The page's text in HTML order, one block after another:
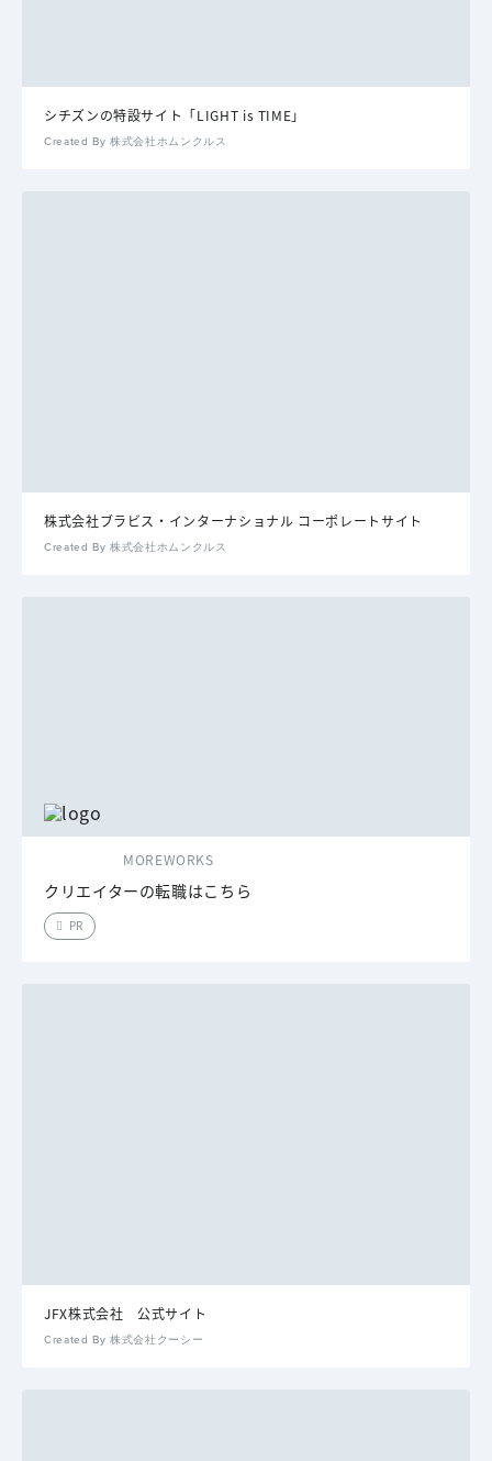
シチズンの特設サイト「LIGHT is TIME」
Created By 株式会社ホムンクルス
株式会社ブラビス・インターナショナル コーポレートサイト
Created By 株式会社ホムンクルス
MOREWORKS
クリエイターの転職はこちら
PR
JFX株式会社 公式サイト
Created By 株式会社クーシー